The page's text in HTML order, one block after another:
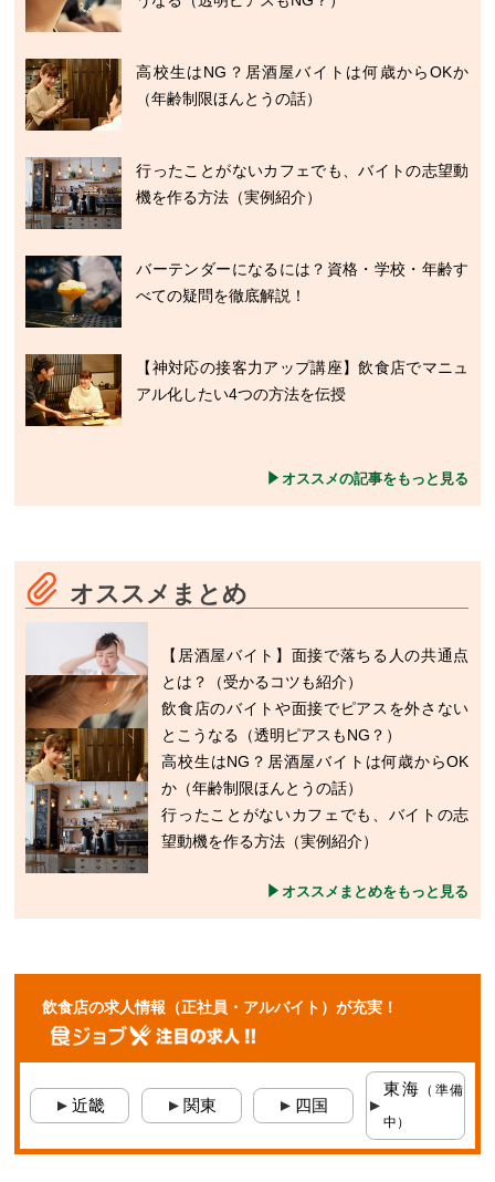
高校生はNG？居酒屋バイトは何歳からOKか
（年齢制限ほんとうの話）
行ったことがないカフェでも、バイトの志望動
機を作る方法（実例紹介）
バーテンダーになるには？資格・学校・年齢す
べての疑問を徹底解説！
【神対応の接客力アップ講座】飲食店でマニュ
アル化したい4つの方法を伝授
オススメの記事をもっと見る
オススメまとめ
【居酒屋バイト】面接で落ちる人の共通点
とは？（受かるコツも紹介）
飲食店のバイトや面接でピアスを外さない
とこうなる（透明ピアスもNG？）
高校生はNG？居酒屋バイトは何歳からOK
か（年齢制限ほんとうの話）
行ったことがないカフェでも、バイトの志
望動機を作る方法（実例紹介）
オススメまとめをもっと見る
飲食店の求人情報 （正社員・アルバイト）が充実！
近畿 関東 四国
東海 （準備
中）